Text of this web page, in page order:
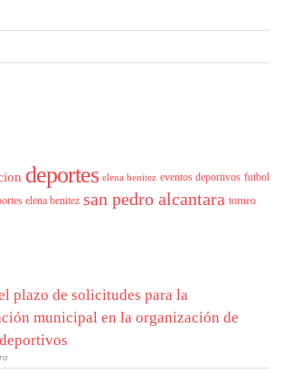
deportes elena benitez eventos deportivos futbol
elena benitez san pedro alcantara torneo
plazo de solicitudes para la
municipal en la organización de